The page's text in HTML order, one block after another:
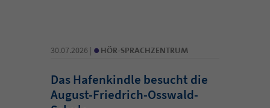
30.07.2026 | • HÖR-SPRACHZENTRUM
Das Hafenkindle besucht die
August-Friedrich-Osswald-